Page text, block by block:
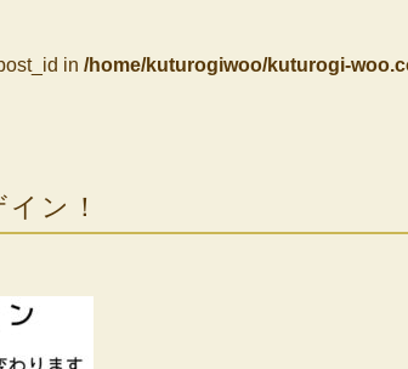
in /home/kuturogiwoo/kuturogi-
ン！